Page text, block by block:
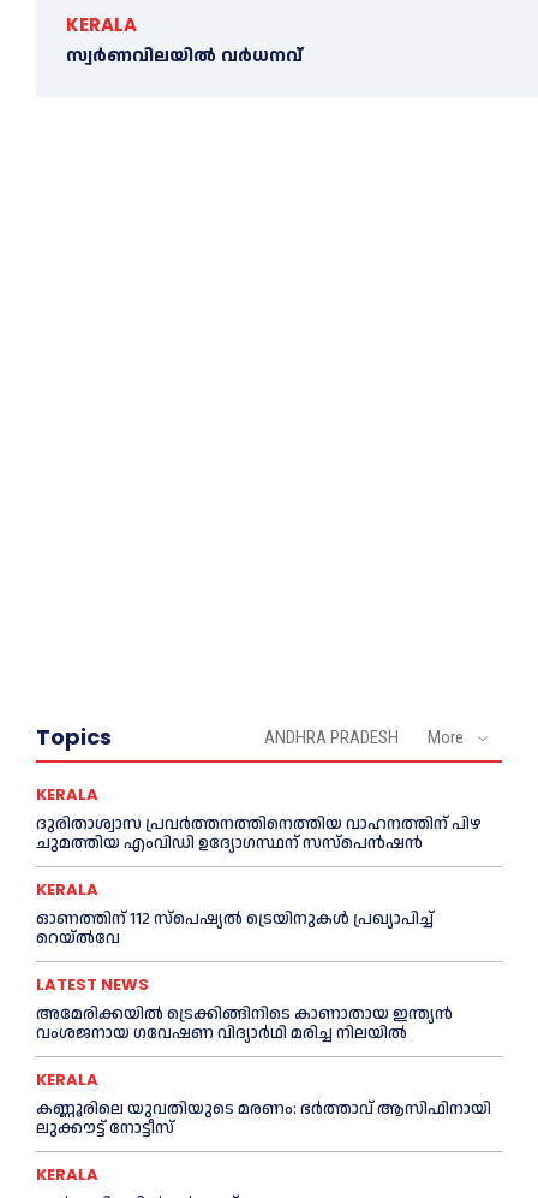
KERALA
സ്വർണവിലയിൽ വർധനവ്
Topics ANDHRA PRADESH More
KERALA
ദുരിതാശ്വാസ പ്രവര്‍ത്തനത്തിനെത്തിയ വാഹനത്തിന് പിഴ
ചുമത്തിയ എംവിഡി ഉദ്യോഗസ്ഥന് സസ്പെൻഷൻ
KERALA
ഓണത്തിന് 112 സ്പെഷ്യല്‍ ട്രെയിനുകള്‍ പ്രഖ്യാപിച്ച്‌
റെയ്ല്‍വേ
LATEST NEWS
അമേരിക്കയില്‍ ട്രെക്കിങ്ങിനിടെ കാണാതായ ഇന്ത്യൻ
വംശജനായ ഗവേഷണ വിദ്യാര്‍ഥി മരിച്ച നിലയില്‍
KERALA
കണ്ണൂരിലെ യുവതിയുടെ മരണം: ഭര്‍ത്താവ് ആസിഫിനായി
ലുക്കൗട്ട് നോട്ടീസ്
KERALA